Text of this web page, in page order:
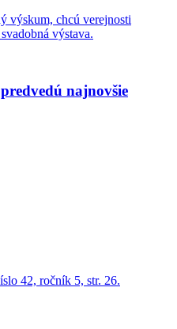
výskum, chcú verejnosti
výstava.
najnovšie
42, ročník 5, str. 26.